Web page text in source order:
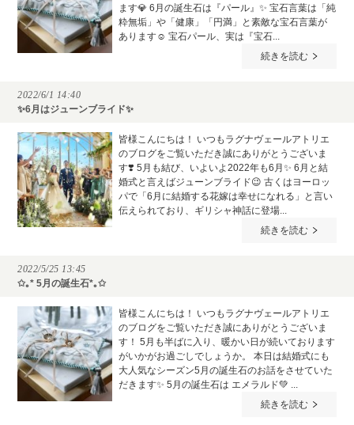
ます💎 6月の誕生石は『パール』✨ 宝石言葉は「純
粋無垢」や「健康」「円満」と素敵な宝石言葉が
あります☺️ 宝石パール、実は『宝石...
続きを読む
2022/6/1 14:40
✨6月はジューンブライド✨
皆様こんにちは！ いつもラグナヴェールアトリエ
のブログをご覧いただき誠にありがとうございま
す❣️ 5月も結び、いよいよ2022年も6月✨ 6月と結
婚式と言えばジューンブライド😉 古くはヨーロッ
パで「6月に結婚する花嫁は幸せになれる」と言い
伝えられており、ギリシャ神話に登場...
続きを読む
2022/5/25 13:45
✩｡* 5月の誕生石*｡✩
皆様こんにちは！ いつもラグナヴェールアトリエ
のブログをご覧いただき誠にありがとうございま
す！ 5月も半ばに入り、暖かい日が続いております
がいかがお過ごしでしょうか。 本日は結婚式にも
大人気なシーズン5月の誕生石のお話をさせていた
だきます✨ 5月の誕生石は エメラルド💚 ...
続きを読む